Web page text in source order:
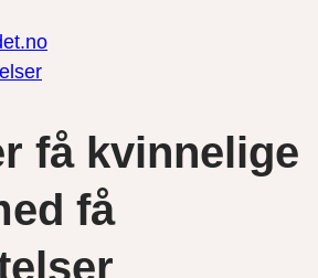
få kvinnelige
få